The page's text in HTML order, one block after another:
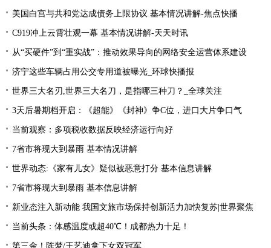
美国白宫与共和党达成债务上限协议 基本情况讲解-焦点快播
C919冲上云霄壮观一幕 基本情况讲解-天天时讯
从“买硬件”到“重实战”：推动效果导向的网络安全运营体系建设
济宁这些车辆占用公交专用道被曝光_环球快播报
世界三大名刃,世界三大名刀，是指哪三种刀？_全球关注
3天后暑期档开启：《超能》《封神》争C位，进口大片争口气
当前观察：多项税收数据反映经济运行向好
7省市将现大到暴雨 基本情况讲解
世界动态:《家有儿女》疑似被恶意打分 基本信息讲解
7省市将现大到暴雨 基本信息讲解
新业态注入新动能 我国文旅市场保持创新活力加快复苏|世界聚焦
当前头条：体感温度或超40℃！成都热力十足！
第三金！陈梦/王艺迪拿下女双冠军